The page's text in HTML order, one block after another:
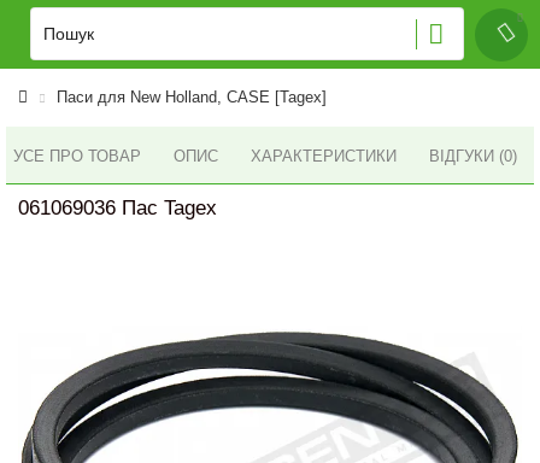
Паси для New Holland, CASE [Tagex]
УСЕ ПРО ТОВАР ОПИС ХАРАКТЕРИСТИКИ ВІДГУКИ (0)
061069036 Пас Tagex